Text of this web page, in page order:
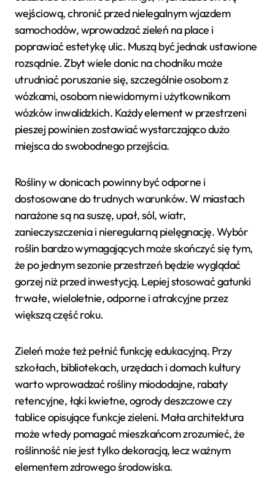
wejściową, chronić przed nielegalnym wjazdem
samochodów, wprowadzać zieleń na place i
poprawiać estetykę ulic. Muszą być jednak ustawione
rozsądnie. Zbyt wiele donic na chodniku może
utrudniać poruszanie się, szczególnie osobom z
wózkami, osobom niewidomym i użytkownikom
wózków inwalidzkich. Każdy element w przestrzeni
pieszej powinien zostawiać wystarczająco dużo
miejsca do swobodnego przejścia.
Rośliny w donicach powinny być odporne i
dostosowane do trudnych warunków. W miastach
narażone są na suszę, upał, sól, wiatr,
zanieczyszczenia i nieregularną pielęgnację. Wybór
roślin bardzo wymagających może skończyć się tym,
że po jednym sezonie przestrzeń będzie wyglądać
gorzej niż przed inwestycją. Lepiej stosować gatunki
trwałe, wieloletnie, odporne i atrakcyjne przez
większą część roku.
Zieleń może też pełnić funkcję edukacyjną. Przy
szkołach, bibliotekach, urzędach i domach kultury
warto wprowadzać rośliny miododajne, rabaty
retencyjne, łąki kwietne, ogrody deszczowe czy
tablice opisujące funkcje zieleni. Mała architektura
może wtedy pomagać mieszkańcom zrozumieć, że
roślinność nie jest tylko dekoracją, lecz ważnym
elementem zdrowego środowiska.